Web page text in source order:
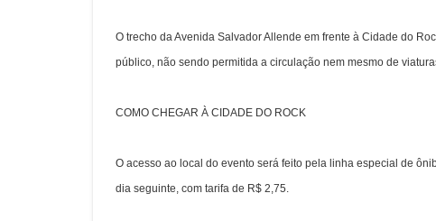
O trecho da Avenida Salvador Allende em frente à Cidade do
público, não sendo permitida a circulação nem mesmo de
COMO CHEGAR À CIDADE DO ROCK
O acesso ao local do evento será feito pela linha especial de
dia seguinte, com tarifa de R$ 2,75.